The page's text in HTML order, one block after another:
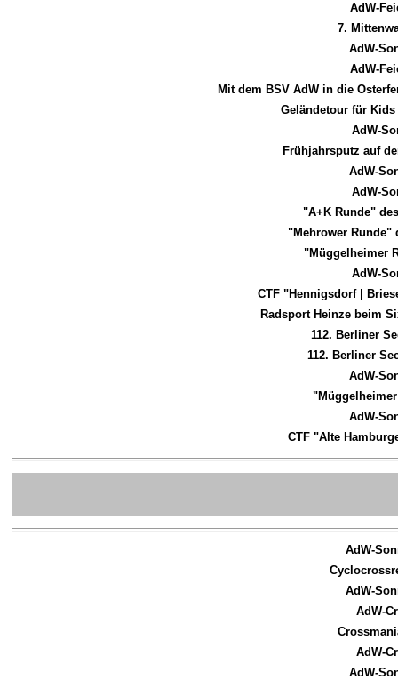
AdW-
7.
AdW-
AdW-
Mit dem BSV AdW in die
Geländetour für
AdW-
Frühjahrsputz auf
AdW-
AdW-
"A+K Runde"
"Mehrower Runde"
"Müggelheimer
AdW-
CTF "Hennigsdorf |
Radsport Heinze beim
112. Berliner
112. Berliner
AdW-
AdW-
CTF "Alte
AdW-
AdW-
AdW-
AdW-
AdW-